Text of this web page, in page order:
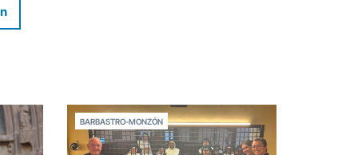
BARBASTRO-MONZÓN